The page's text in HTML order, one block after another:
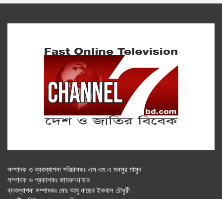
সম্পাদক ও ব্যবস্থাপনা পরিচালকঃ এস.এম.এ মনসুর মাসুদ
সম্পাদক ও প্রকাশকঃ কামরুননাহার
ব্যবস্থাপনা সম্পাদকঃ মোঃ আবু নাছের ইকবাল চৌধুরী